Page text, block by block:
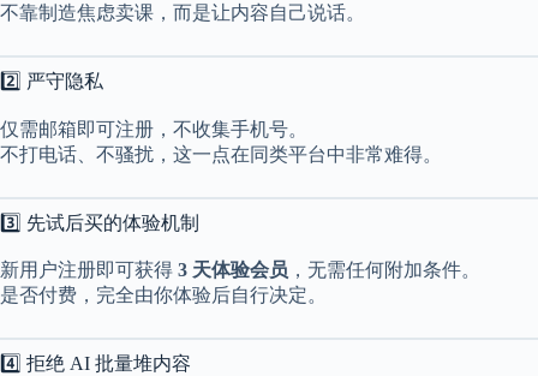
不靠制造焦虑卖课，而是让内容自己说话。
2️⃣ 严守隐私
仅需邮箱即可注册，不收集手机号。
不打电话、不骚扰，这一点在同类平台中非常难得。
3️⃣ 先试后买的体验机制
新用户注册即可获得 3 天体验会员 ，无需任何附加条件。
是否付费，完全由你体验后自行决定。
4️⃣ 拒绝 AI 批量堆内容